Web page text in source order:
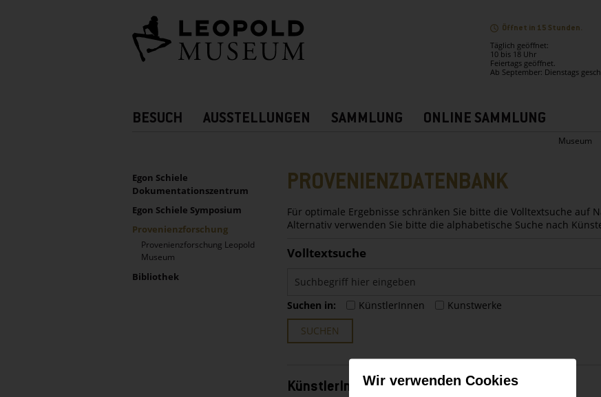
Wir verwenden Cookies
Öffnet in 15 Stunden.
Täglich geöffnet:
10 bis 18 Uhr
Feiertags geöffnet.
Ab September: Dienstags
Hauptnavigation
BESUCH AUSSTELLUNGEN SAMMLUNG ONLINE SAMMLUNG
Museum
Sidebar
UNTERNAVIGATION
Egon Schiele
Dokumentationszentrum
Egon Schiele Symposium
Provenienzforschung
Provenienzforschung Leopold
Museum
Bibliothek
PROVENIENZDATENBANK
Für optimale Ergebnisse schränken Sie bitte die Volltextsuche auf
Alternativ verwenden Sie bitte die alphabetische Suche nach
Volltextsuche
Suchen in: KünstlerInnen
Kunstwerke
SUCHEN
KünstlerInnen alphabetisch